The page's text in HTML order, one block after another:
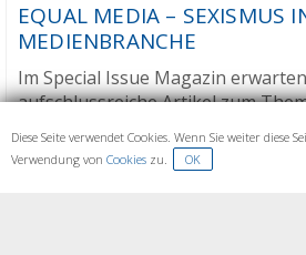
EQUAL MEDIA – SEXISMUS
MEDIENBRANCHE
Im Special Issue Magazin
aufschlussreiche Artikel zum
Diese Seite verwendet Cookies. Wenn Sie weiter diese
Verwendung von Cookies zu. OK